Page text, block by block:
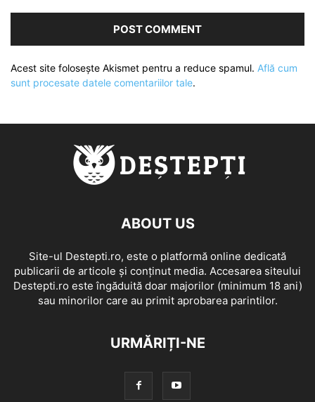
Acest site folosește Akismet pentru a reduce spamul. Află cum
sunt procesate datele comentariilor tale.
ABOUT US
Site-ul Destepti.ro, este o platformă online dedicată
publicarii de articole și conținut media. Accesarea siteului
Destepti.ro este îngăduită doar majorilor (minimum 18 ani)
sau minorilor care au primit aprobarea parintilor.
URMĂRIȚI-NE